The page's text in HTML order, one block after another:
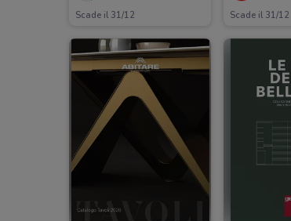
Scade il 31/12 Scade il 31/12